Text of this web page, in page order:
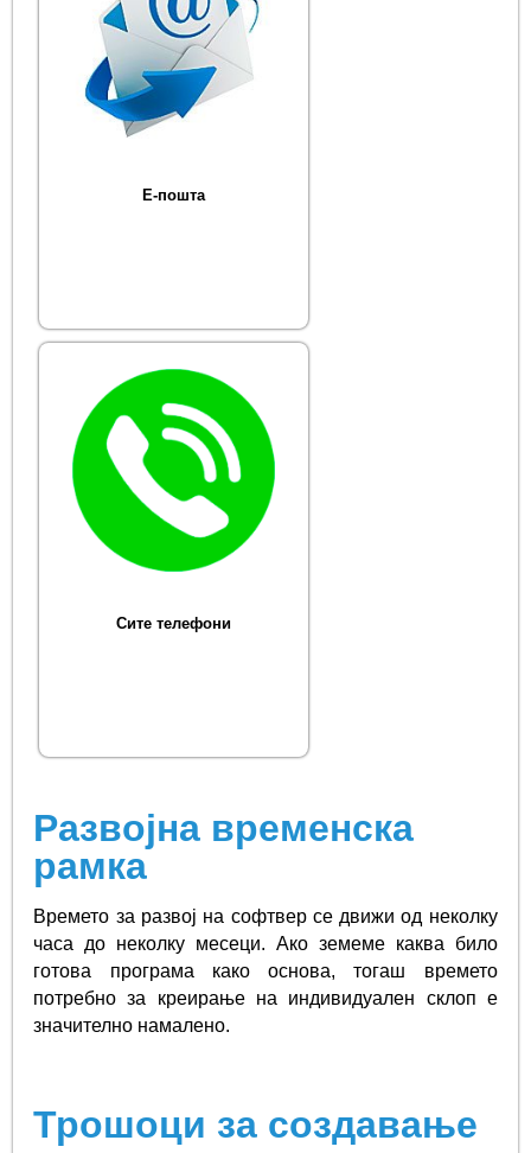
Е-пошта
Сите телефони
Развојна временска
рамка
Времето за развој на софтвер се движи од неколку
часа до неколку месеци. Ако земеме каква било
готова програма како основа, тогаш времето
потребно за креирање на индивидуален склоп е
значително намалено.
Трошоци за создавање